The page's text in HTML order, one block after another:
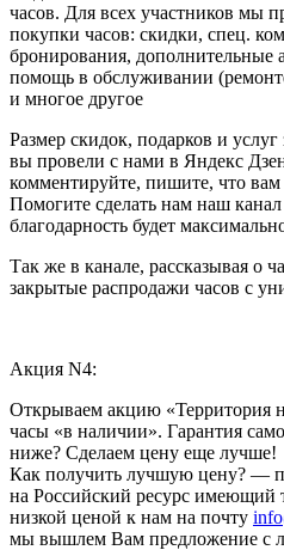
часов. Для всех участников мы
покупки часов: скидки, спец.
бронирования, дополнительные
помощь в обслуживании
и многое другое
Размер скидок, подарков и
вы провели с нами в Яндекс
комментируйте, пишите, что вам
Помогите сделать нам наш
благодарность будет
Так же в канале, рассказывая о
закрытые распродажи часов с
Акция N4:
Открываем акцию «Территория
часы «в наличии». Гарантия
ниже? Сделаем цену еще лучше!
Как получить лучшую цену? —
на Российский ресурс имеющий
низкой ценой к нам на почту
мы вышлем Вам предложение с